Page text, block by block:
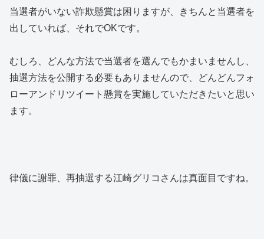
当選者がいない詐欺懸賞は困りますが、きちんと当選者を
出していれば、それでOKです。
むしろ、どんな方法で当選者を選んでもかまいませんし、
抽選方法を公開する必要もありませんので、どんどんフォ
ローアンドリツイート懸賞を実施していただきたいと思い
ます。
律儀に謝罪、再抽選する江崎グリコさんは真面目ですね。